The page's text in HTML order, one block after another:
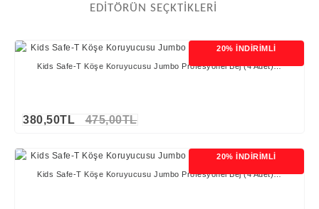
EDITÖRÜN SEÇKTIKLERI
Kids Safe-T Köşe Koruyucusu Jumbo Profesyonel Bej (4 Adet)…
380,50TL 475,00TL
20% İNDİRİMLİ
Kids Safe-T Köşe Koruyucusu Jumbo Profesyonel Bej (4 Adet)…
20% İNDİRİMLİ